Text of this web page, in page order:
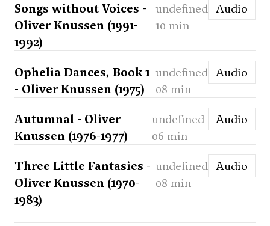
Songs without Voices -
Oliver Knussen (1991-
1992)
undefined
10 min
Audio
Ophelia Dances, Book 1
- Oliver Knussen (1975)
undefined
08 min
Audio
Autumnal - Oliver
Knussen (1976-1977)
undefined
06 min
Audio
Three Little Fantasies -
Oliver Knussen (1970-
1983)
undefined
08 min
Audio